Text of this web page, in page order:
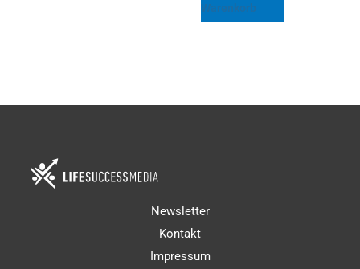
Warenkorb
Newsletter
Kontakt
Impressum